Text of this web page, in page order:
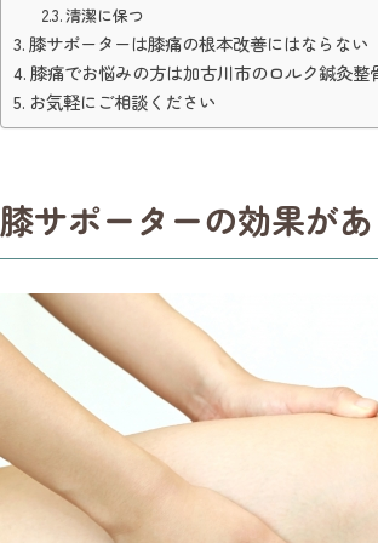
清潔に保つ
膝サポーターは膝痛の根本改善にはならない
膝痛でお悩みの方は加古川市のロルク鍼灸整
お気軽にご相談ください
膝サポーターの効果が